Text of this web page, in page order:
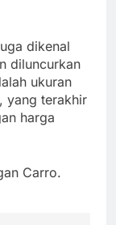
dikenal
diluncurkan
ukuran
yang terakhir
harga
Carro.